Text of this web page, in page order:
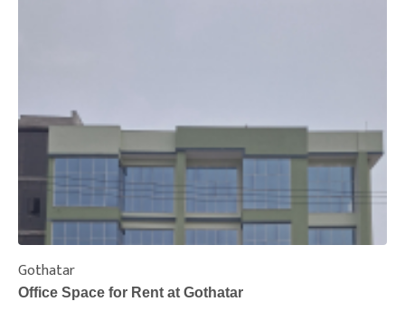
Gothatar
Office Space for Rent at Gothatar